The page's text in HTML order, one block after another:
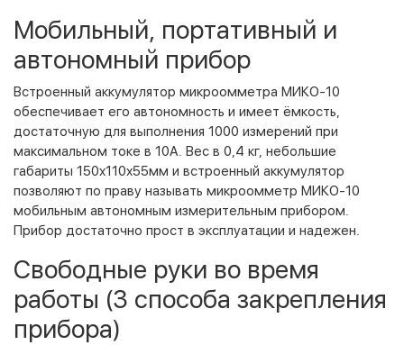
Мобильный, портативный и
автономный прибор
Встроенный аккумулятор микроомметра МИКО-10
обеспечивает его автономность и имеет ёмкость,
достаточную для выполнения 1000 измерений при
максимальном токе в 10А. Вес в 0,4 кг, небольшие
габариты 150х110х55мм и встроенный аккумулятор
позволяют по праву называть микроомметр МИКО-10
мобильным автономным измерительным прибором.
Прибор достаточно прост в эксплуатации и надежен.
Свободные руки во время
работы (3 способа закрепления
прибора)